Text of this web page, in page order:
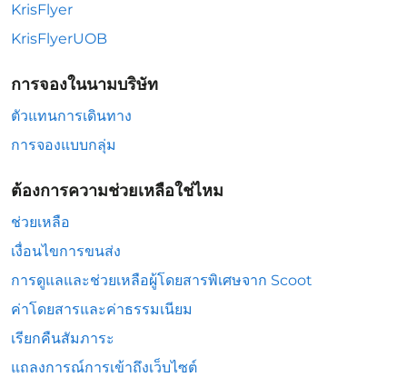
KrisFlyer
KrisFlyerUOB
การจองในนามบริษัท
ตัวแทนการเดินทาง
การจองแบบกลุ่ม
ต้องการความช่วยเหลือใช่ไหม
ช่วยเหลือ
เงื่อนไขการขนส่ง
การดูแลและช่วยเหลือผู้โดยสารพิเศษจาก Scoot
ค่าโดยสารและค่าธรรมเนียม
เรียกคืนสัมภาระ
แถลงการณ์การเข้าถึงเว็บไซต์